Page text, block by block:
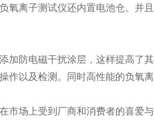
氧离子测试仪还内置电池仓。并
防电磁干扰涂层，这样提高了
作以及检测。同时高性能的负氧离
场上受到厂商和消费者的喜爱